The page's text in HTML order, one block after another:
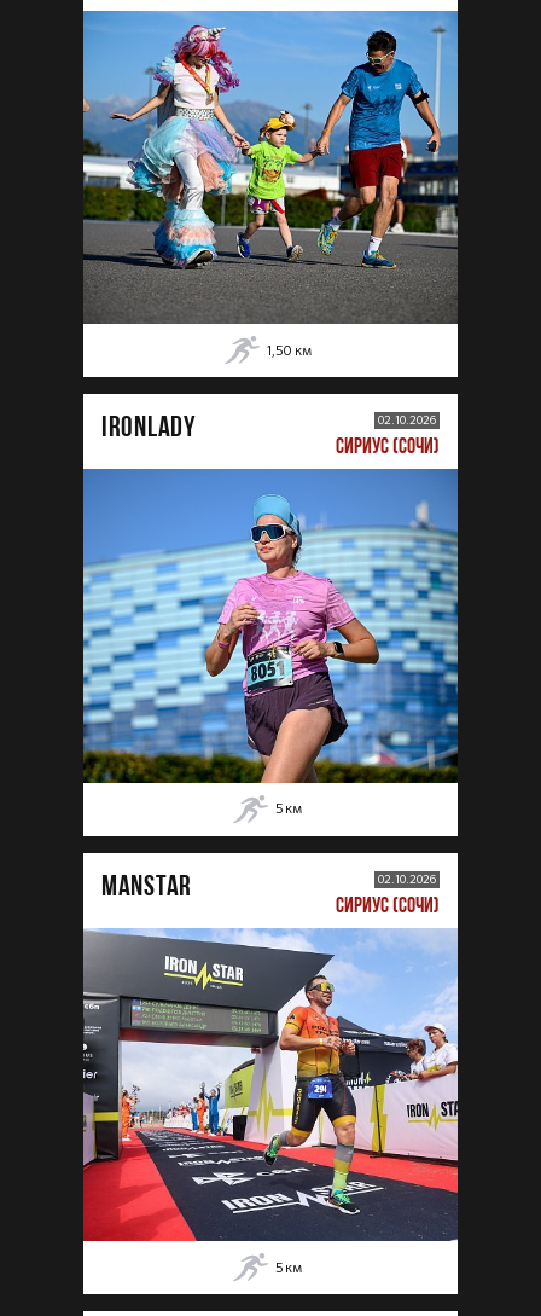
1,50 км
IRONLADY 02.10.2026
СИРИУС (СОЧИ)
5 км
MANSTAR 02.10.2026
СИРИУС (СОЧИ)
5 км